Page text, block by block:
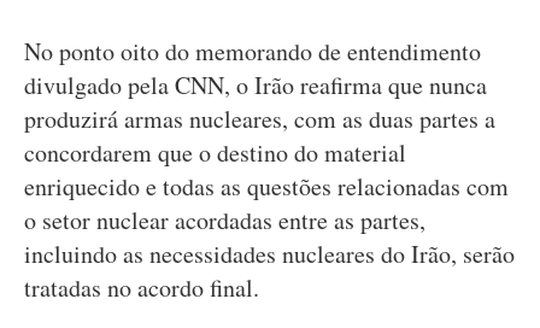
No ponto oito do memorando de entendimento
divulgado pela CNN, o Irão reafirma que nunca
produzirá armas nucleares, com as duas partes a
concordarem que o destino do material
enriquecido e todas as questões relacionadas com
o setor nuclear acordadas entre as partes,
incluindo as necessidades nucleares do Irão, serão
tratadas no acordo final.